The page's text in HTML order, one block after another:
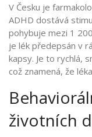
V Česku je
ADHD dostává
pohybuje mezi 1
je lék předepsán v
kapsy. Je to rychlá,
což znamená, že
životních